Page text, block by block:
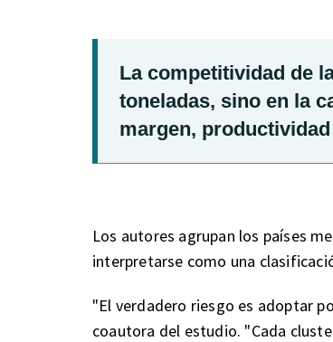
La competitividad de
toneladas, sino en la
margen,
Los autores agrupan los países
interpretarse como una
"El verdadero riesgo es adoptar
coautora del estudio. "Cada